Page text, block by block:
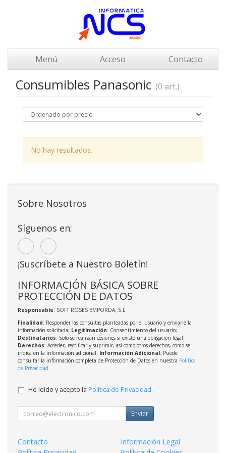
Menú Acceso Contacto
Consumibles Panasonic (0 art.)
No hay resultados.
Sobre Nosotros
Síguenos en:
¡Suscríbete a Nuestro Boletín!
INFORMACIÓN BÁSICA SOBRE
PROTECCIÓN DE DATOS
Responsable: SOFT ROSES EMPORDA, S.L
Finalidad: Responder las consultas planteadas por el usuario y enviarle la
información solicitada; Legitimación: Consentimiento del usuario;
Destinatarios: Solo se realizan cesiones si existe una obligación legal;
Derechos: Acceder, rectificar y suprimir, así como otros derechos, como se
indica en la información adicional; Información Adicional: Puede
consultar la información completa de Protección de Datos en nuestra Política
de Privacidad.
He leído y acepto la Política de Privacidad.
Enviar
Contacto
Información Legal